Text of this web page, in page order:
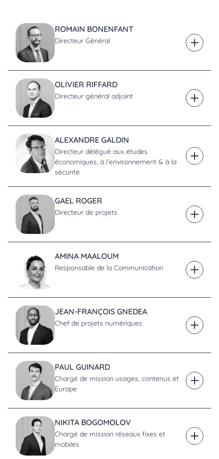
ROMAIN BONENFANT
Directeur Général
En
OLIVIER RIFFARD
Directeur général adjoint
En
ALEXANDRE GALDIN
Directeur délégué aux études
économiques, à l’environnement & à la
sécurité
En
GAEL ROGER
Directeur de projets
En
AMINA MAALOUM
Responsable de la Communication
En
JEAN-FRANÇOIS GNEDEA
Chef de projets numériques
En
PAUL GUINARD
Chargé de mission usages, contenus et
Europe
En
NIKITA BOGOMOLOV
Chargé de mission réseaux fixes et
mobiles
En